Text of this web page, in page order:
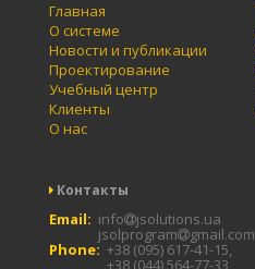
Главная
О системе
Новости и публикации
Проектирование
Учебный центр
Клиенты
О нас
Контакты
Email: info jsolutions.ua
jsolprogram gmail.com
Phone: +38 (095) 617-41-15,
+38 (044) 564-77-33,